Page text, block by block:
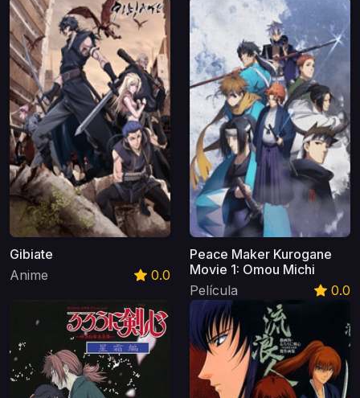
Gibiate
Anime
0.0
Peace Maker Kurogane
Movie 1: Omou Michi
Película
0.0